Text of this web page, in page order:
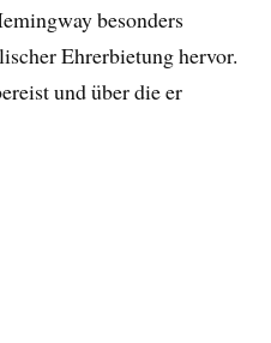
besonders
Ehrerbietung hervor.
und über die er